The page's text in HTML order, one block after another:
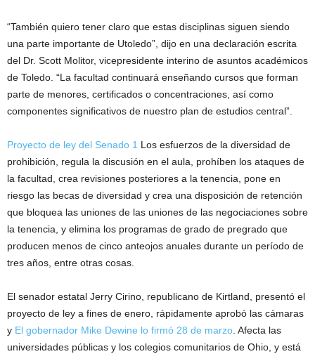
“También quiero tener claro que estas disciplinas siguen siendo
una parte importante de Utoledo”, dijo en una declaración escrita
del Dr. Scott Molitor, vicepresidente interino de asuntos académicos
de Toledo. “La facultad continuará enseñando cursos que forman
parte de menores, certificados o concentraciones, así como
componentes significativos de nuestro plan de estudios central”.
Proyecto de ley del Senado 1 Los esfuerzos de la diversidad de
prohibición, regula la discusión en el aula, prohíben los ataques de
la facultad, crea revisiones posteriores a la tenencia, pone en
riesgo las becas de diversidad y crea una disposición de retención
que bloquea las uniones de las uniones de las negociaciones sobre
la tenencia, y elimina los programas de grado de pregrado que
producen menos de cinco anteojos anuales durante un período de
tres años, entre otras cosas.
El senador estatal Jerry Cirino, republicano de Kirtland, presentó el
proyecto de ley a fines de enero, rápidamente aprobó las cámaras
y El gobernador Mike Dewine lo firmó 28 de marzo. Afecta las
universidades públicas y los colegios comunitarios de Ohio, y está